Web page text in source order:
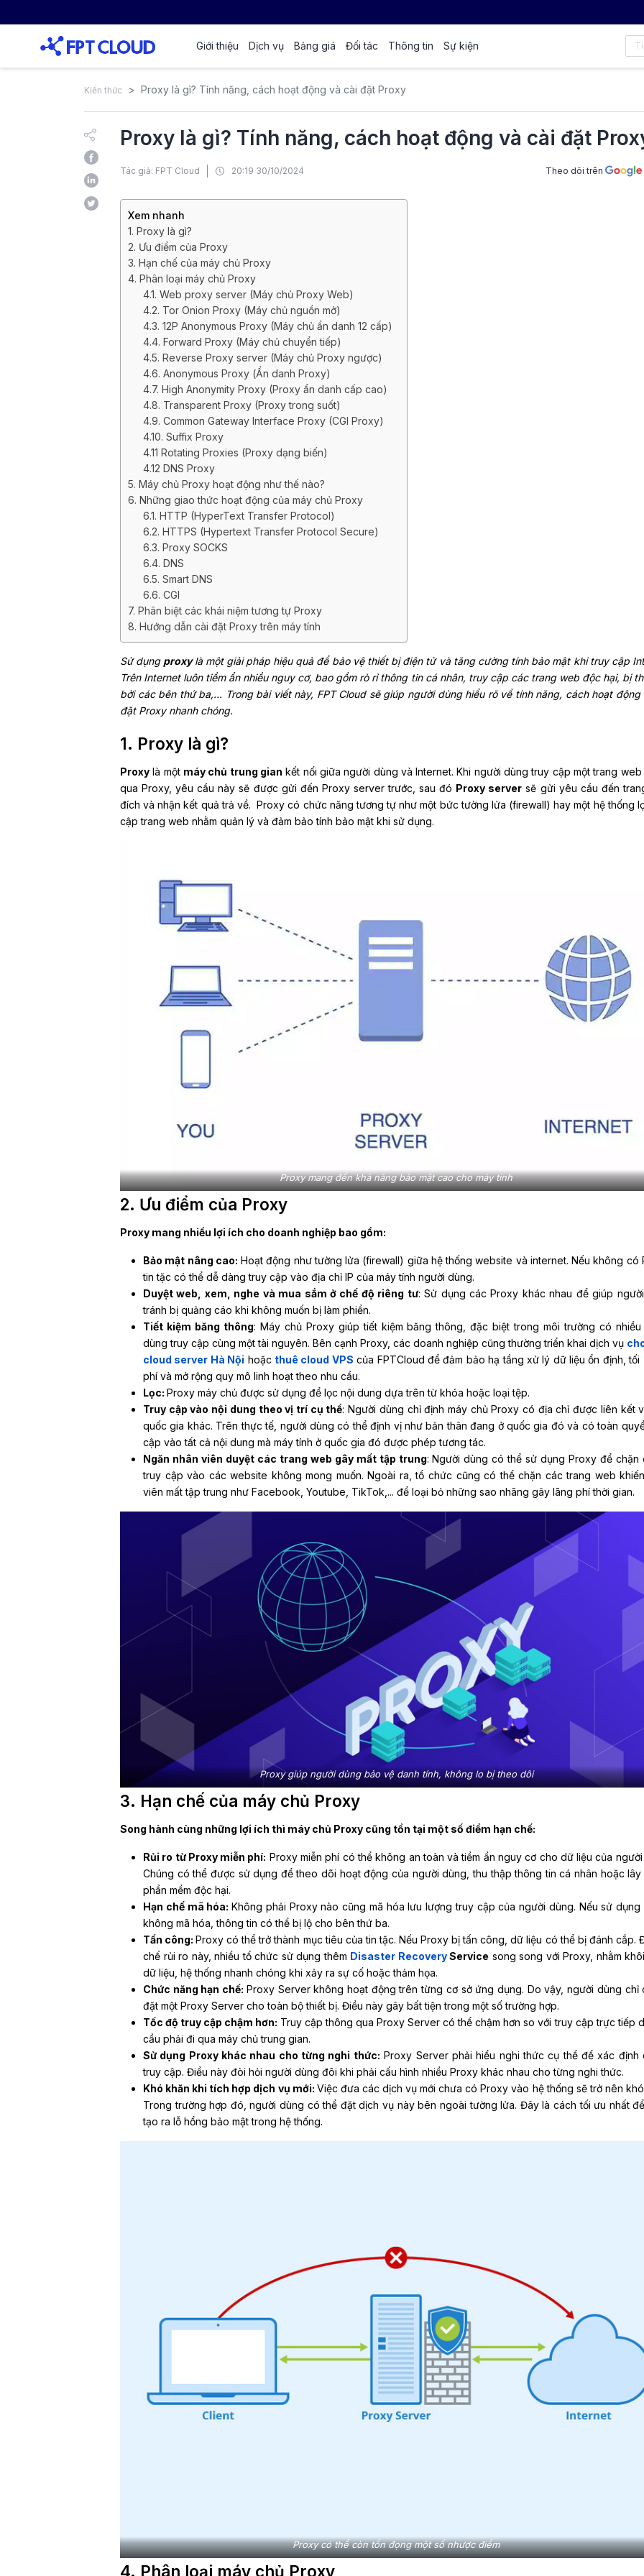
Giới thiệu Dịch vụ Bảng giá Đối tác Thông tin Sự kiện
Kiến thức Proxy là gì? Tính năng, cách hoạt động và cài đặt Proxy
Proxy là gì? Tính năng, cách hoạt động và cài đặt
Tác giả: FPT Cloud 20:19 30/10/2024 Theo dõi trên
Xem nhanh
1. Proxy là gì?
2. Ưu điểm của Proxy
3. Hạn chế của máy chủ Proxy
4. Phân loại máy chủ Proxy
4.1. Web proxy server (Máy chủ Proxy Web)
4.2. Tor Onion Proxy (Máy chủ nguồn mở)
4.3. 12P Anonymous Proxy (Máy chủ ẩn danh 12 cấp)
4.4. Forward Proxy (Máy chủ chuyển tiếp)
4.5. Reverse Proxy server (Máy chủ Proxy ngược)
4.6. Anonymous Proxy (Ẩn danh Proxy)
4.7. High Anonymity Proxy (Proxy ẩn danh cấp cao)
4.8. Transparent Proxy (Proxy trong suốt)
4.9. Common Gateway Interface Proxy (CGI Proxy)
4.10. Suffix Proxy
4.11 Rotating Proxies (Proxy dạng biến)
4.12 DNS Proxy
5. Máy chủ Proxy hoạt động như thế nào?
6. Những giao thức hoạt động của máy chủ Proxy
6.1. HTTP (HyperText Transfer Protocol)
6.2. HTTPS (Hypertext Transfer Protocol Secure)
6.3. Proxy SOCKS
6.4. DNS
6.5. Smart DNS
6.6. CGI
7. Phân biệt các khái niệm tương tự Proxy
8. Hướng dẫn cài đặt Proxy trên máy tính
Sử dụng proxylà một giải pháp hiệu quả để bảo vệ thiết bị điện tử và tăng cường tính bảo mật khi truy cập
Trên Internetluôn tiềm ẩn nhiều nguy cơ, bao gồm rò rỉ thông tin cá nhân, truy cập các trang web độc hại, bị
bởi các bên thứ ba,... Trong bài viết này, FPT Cloud sẽ giúp người dùng hiểu rõ về tính năng, cách hoạt động
đặt Proxy nhanh chóng.
1. Proxy là gì?
Proxy là một máy chủ trung gian kết nối giữa người dùng và Internet. Khi người dùng truy cập một trang web
qua Proxy, yêu cầu này sẽ được gửi đến Proxy server trước, sau đó Proxy server sẽ gửi yêu cầu đến
đích và nhận kết quả trả về.Proxy có chức năng tương tự như một bức tường lửa (firewall) hay một hệ thống
cập trang web nhằm quản lý và đảm bảo tính bảo mật khi sử dụng.
Proxy mang đến khả năng bảo mật cao cho máy tính
2. Ưu điểm của Proxy
Proxy mang nhiều lợi ích cho doanh nghiệp bao gồm:
Bảo mật nâng cao: Hoạt động như tường lửa (firewall) giữa hệ thống website và internet. Nếu không có
tin tặc có thể dễ dàng truy cập vào địa chỉ IP của máy tính người dùng.
Duyệt web, xem, nghe và mua sắm ở chế độ riêng tư: Sử dụng các Proxy khác nhau để giúp
tránh bị quảng cáo khi không muốn bị làm phiền.
Tiết kiệm băng thông: Máy chủ Proxy giúp tiết kiệm băng thông, đặc biệt trong môi trường có nhiều
dùng truy cập cùng một tài nguyên. Bên cạnh Proxy, các doanh nghiệp cũng thường triển khai dịch vụ
cloud server Hà Nội hoặc thuê cloud VPS của FPTCloud để đảm bảo hạ tầng xử lý dữ liệu ổn định, tối
phí và mở rộng quy mô linh hoạt theo nhu cầu.
Lọc: Proxy máy chủ được sử dụng để lọc nội dung dựa trên từ khóa hoặc loại tệp.
Truy cập vào nội dung theo vị trí cụ thể: Người dùng chỉ định máy chủ Proxy có địa chỉ được liên kết
quốc gia khác. Trên thực tế, người dùng có thể định vị như bản thân đang ở quốc gia đó và có toàn
cập vào tất cả nội dung mà máy tính ở quốc gia đó được phép tương tác.
Ngăn nhân viên duyệt các trang web gây mất tập trung: Người dùng có thể sử dụng Proxy để chặn
truy cập vào các website không mong muốn. Ngoài ra, tổ chức cũng có thể chặn các trang web
viên mất tập trung như Facebook, Youtube, TikTok,... để loại bỏ những sao nhãng gây lãng phí thời gian.
Proxy giúp người dùng bảo vệ danh tính, không lo bị theo dõi
3. Hạn chế của máy chủ Proxy
Song hành cùng những lợi ích thì máy chủ Proxy cũng tồn tại một số điểm hạn chế:
Rủi ro từ Proxy miễn phí: Proxy miễn phí có thể không an toàn và tiềm ẩn nguy cơ cho dữ liệu của người
Chúng có thể được sử dụng để theo dõi hoạt động của người dùng, thu thập thông tin cá nhân hoặc lây
phần mềm độc hại.
Hạn chế mã hóa:Không phải Proxy nào cũng mã hóa lưu lượng truy cập của người dùng. Nếu sử dụng
không mã hóa, thông tin có thể bị lộ cho bên thứ ba.
Tấn công:Proxy có thể trở thành mục tiêu của tin tặc. Nếu Proxy bị tấn công, dữ liệu có thể bị đánh cắp.
chế rủi ro này, nhiều tổ chức sử dụng thêm Disaster RecoveryService song song với Proxy, nhằm
dữ liệu, hệ thống nhanh chóng khi xảy ra sự cố hoặc thảm họa.
Chức năng hạn chế: Proxy Server không hoạt động trên từng cơ sở ứng dụng. Do vậy, người dùng chỉ
đặt một Proxy Server cho toàn bộ thiết bị. Điều này gây bất tiện trong một số trường hợp.
Tốc độ truy cập chậm hơn: Truy cập thông qua Proxy Server có thể chậm hơn so với truy cập trực tiếp
cầu phải đi qua máy chủ trung gian.
Sử dụng Proxy khác nhau cho từng nghi thức: Proxy Server phải hiểu nghi thức cụ thể để xác định
truy cập. Điều này đòi hỏi người dùng đôi khi phải cấu hình nhiều Proxy khác nhau cho từng nghi thức.
Khó khăn khi tích hợp dịch vụ mới: Việc đưa các dịch vụ mới chưa có Proxy vào hệ thống sẽ trở nên
Trong trường hợp đó, người dùng có thể đặt dịch vụ này bên ngoài tường lửa. Đây là cách tối ưu nhất
tạo ra lỗ hổng bảo mật trong hệ thống.
Proxy có thể còn tồn đọng một số nhược điểm
4. Phân loại máy chủ Proxy